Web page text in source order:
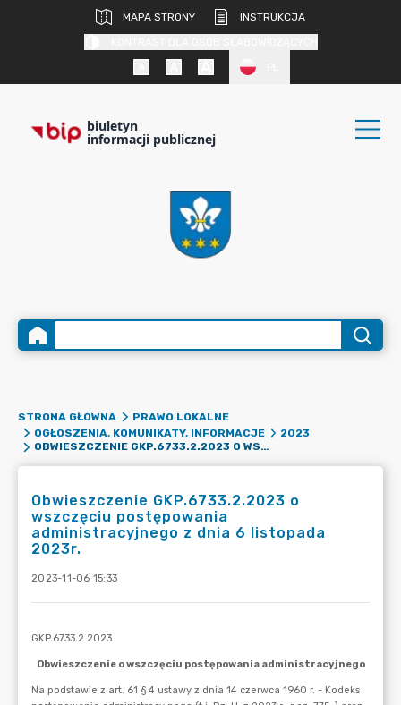
MAPA STRONY
INSTRUKCJA
biuletyn
informacji publicznej
STRONA GŁÓWNA
PRAWO LOKALNE
OGŁOSZENIA, KOMUNIKATY, INFORMACJE
2023
OBWIESZCZENIE GKP.6733.2.2023 O WSZCZĘCIU POSTĘPOWANIA ADMINISTRACYJNEGO Z DNIA 6 LISTOPADA 2023R.
Obwieszczenie GKP.6733.2.2023 o
wszczęciu postępowania
administracyjnego z dnia 6 listopada
2023r.
2023-11-06 15:33